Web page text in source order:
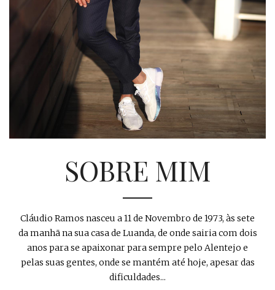
SOBRE MIM
Cláudio Ramos nasceu a 11 de Novembro de 1973, às sete
da manhã na sua casa de Luanda, de onde sairia com dois
anos para se apaixonar para sempre pelo Alentejo e
pelas suas gentes, onde se mantém até hoje, apesar das
dificuldades...